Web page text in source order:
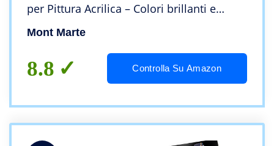
per Pittura Acrilica – Colori brillanti e
resistenti alla luce con grande opacità –
Mont Marte
8.8 Controlla Su Amazon